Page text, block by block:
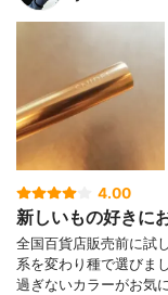
4.00
新しいもの好きに
全国百貨店販売前に試
系を変わり種で選びま
過ぎないカラーがお気